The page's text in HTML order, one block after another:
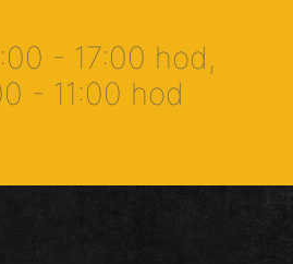
- 17:00 hod,
- 11:00 hod